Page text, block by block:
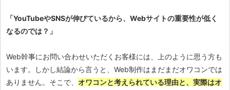
「YouTubeやSNSが伸びているから、Webサイトの重要性が低く
なるのでは？」
Web幹事にお問い合わせいただくお客様には、上のように思う方も
います。しかし結論から言うと、Web制作はまだまだオワコンでは
ありません。そこで、 オワコンと考えられている理由と、実際はオ